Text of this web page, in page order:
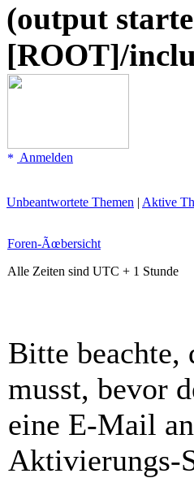
(output
[ROOT]/
Anmelden
Unbeantwortete Themen | Aktive
Foren-Ãœbersicht
Alle Zeiten sind UTC + 1 Stunde
Bitte beachte,
musst, bevor
eine E-Mail
Aktivierungs-